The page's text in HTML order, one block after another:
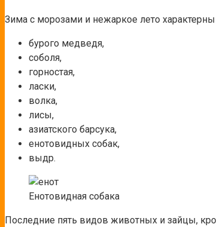
Зима с морозами и нежаркое лето
бурого медведя,
соболя,
горностая,
ласки,
волка,
лисы,
азиатского барсука,
енотовидных собак,
выдр.
Енотовидная собака
Последние пять видов животных и зайцы,